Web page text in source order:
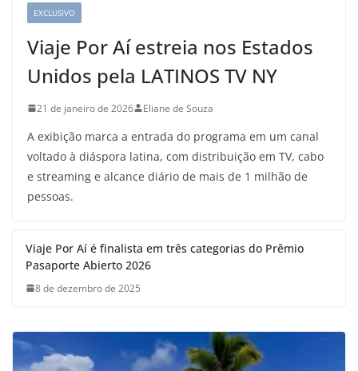
EXCLUSIVO
Viaje Por Aí estreia nos Estados
Unidos pela LATINOS TV NY
21 de janeiro de 2026 Eliane de Souza
A exibição marca a entrada do programa em um canal
voltado à diáspora latina, com distribuição em TV, cabo
e streaming e alcance diário de mais de 1 milhão de
pessoas.
Viaje Por Aí é finalista em três categorias do Prêmio
Pasaporte Abierto 2026
8 de dezembro de 2025